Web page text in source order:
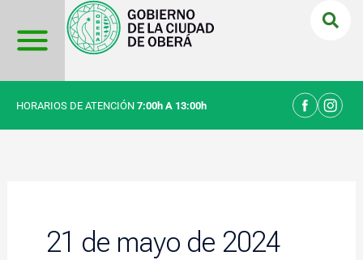
contenido
HORARIOS DE ATENCIÓN 7:00h A 13:00h
21 de mayo de 2024